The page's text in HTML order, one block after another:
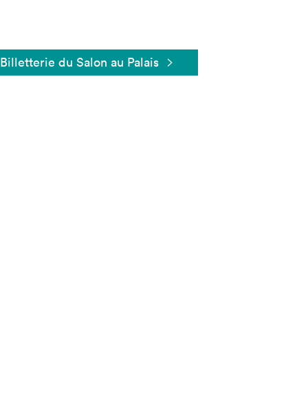
Billetterie du Salon au Palais